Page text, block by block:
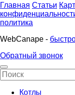
Главная Статьи
политика
WebCanape -
Обратный звонок
Котлы